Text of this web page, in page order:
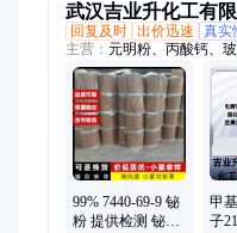
武汉吉业升化工有限
回复及时 出价迅速 真实
主营： 元明粉、丙酸钙、
油、浮选油、草酸铵、生
剂、冰晶石、二萘酚、促
碱、铵明矾、石英砂、丙
99% 7440-69-9 铋
粉 提供检测 铋合
甲
子